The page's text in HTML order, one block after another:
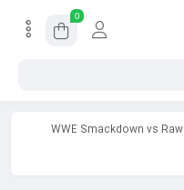
0
/ محصولات برچسب خورده “خرید پستی بازی WWE Smackdown vs Raw